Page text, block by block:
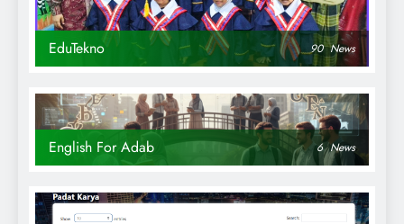
EduTekno 90 News
English For Adab 6 News